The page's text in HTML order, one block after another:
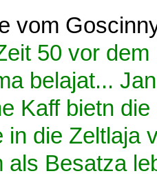
vom
50 vor
belajat...
Kaff bietn
in die Zeltlaja
als Besatza